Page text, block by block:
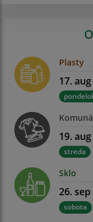
Plasty
17.
19.
streda
Sklo
26.
sobota